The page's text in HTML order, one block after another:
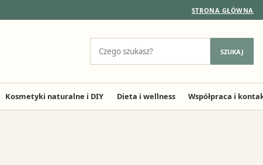
STRONA GŁÓWNA
SZUKAJ
Kosmetyki naturalne i DIY Dieta i wellness Współpraca i